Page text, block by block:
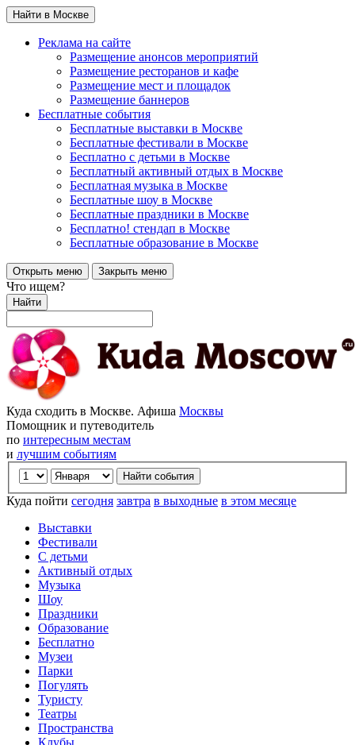
Найти в Москве
Реклама на сайте
Размещение анонсов мероприятий
Размещение ресторанов и кафе
Размещение мест и площадок
Размещение баннеров
Бесплатные события
Бесплатные выставки в Москве
Бесплатные фестивали в Москве
Бесплатно с детьми в Москве
Бесплатный активный отдых в Москве
Бесплатная музыка в Москве
Бесплатные шоу в Москве
Бесплатные праздники в Москве
Бесплатно! стендап в Москве
Бесплатные образование в Москве
Открыть меню Закрыть меню
Что ищем?
Найти
Куда сходить в Москве. Афиша Москвы
Помощник и путеводитель
по интересным местам
и лучшим событиям
Куда пойти сегодня завтра в выходные в этом месяце
Выставки
Фестивали
С детьми
Активный отдых
Музыка
Шоу
Праздники
Образование
Бесплатно
Музеи
Парки
Погулять
Туристу
Театры
Пространства
Клубы